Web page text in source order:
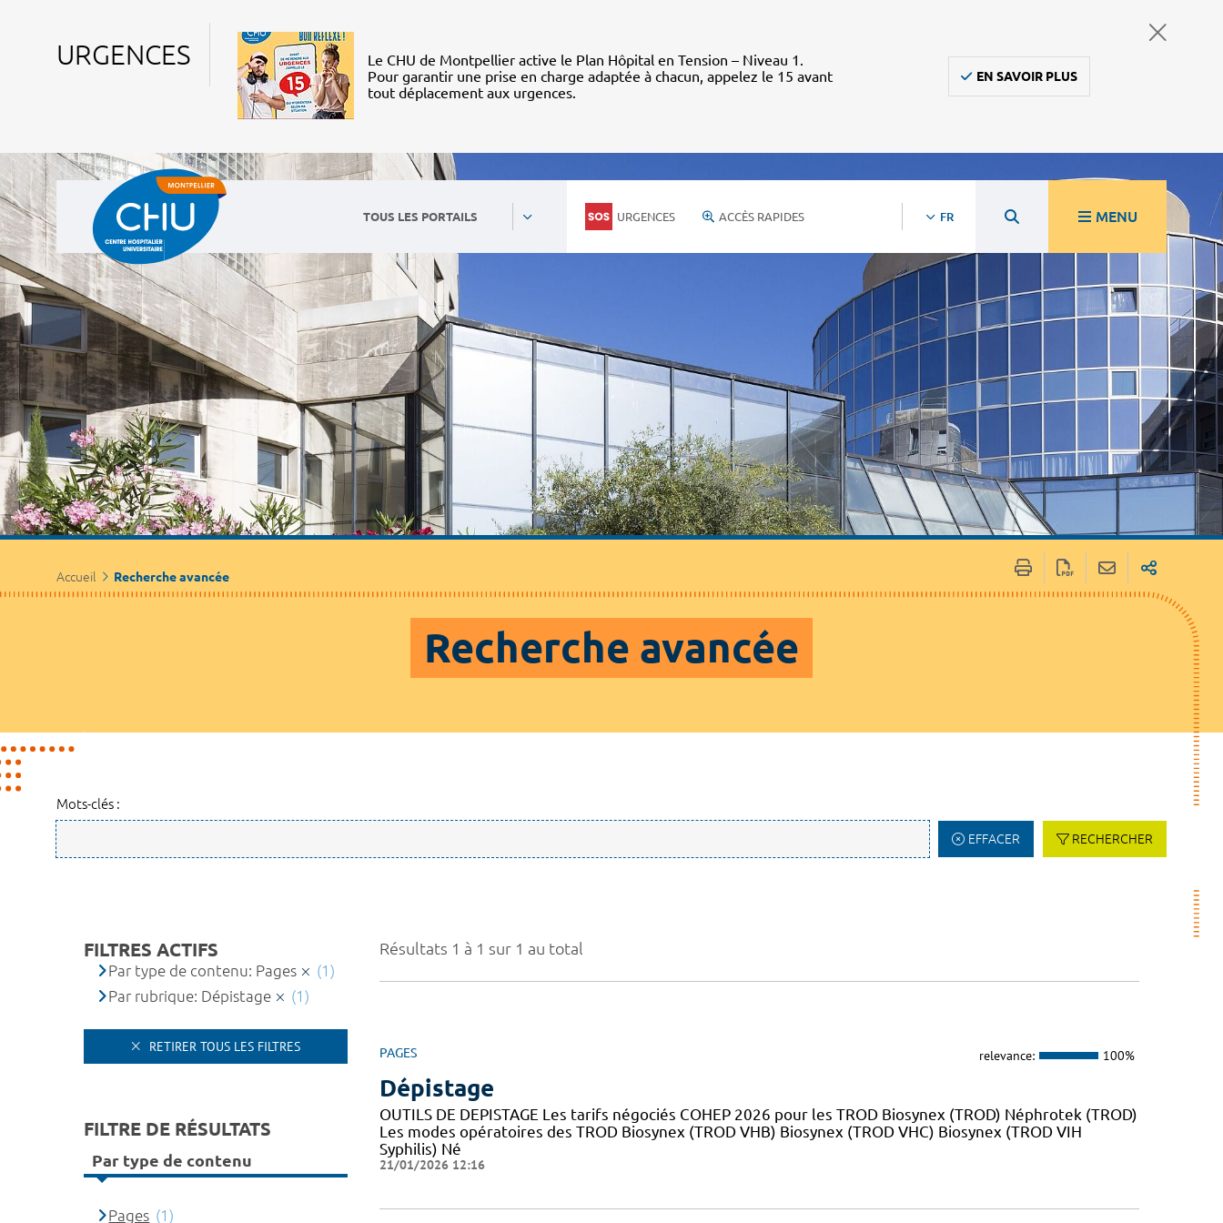
URGENCES
Le CHU de Montpellier active le Plan Hôpital en Tension – Niveau 1.
Pour garantir une prise en charge adaptée à chacun, appelez le 15 avant
tout déplacement aux urgences.
EN SAVOIR PLUS
TOUS LES PORTAILS URGENCES ACCÈS RAPIDES FR MENU
Accueil Recherche avancée
Recherche avancée
Mots-clés :
EFFACER RECHERCHER
Résultats 1 à 1 sur 1 au total
PAGES relevance: 100%
Dépistage
OUTILS DE DEPISTAGE Les tarifs négociés COHEP 2026 pour les TROD Biosynex (TROD) Néphrotek (TROD)
Les modes opératoires des TROD Biosynex (TROD VHB) Biosynex (TROD VHC) Biosynex (TROD VIH
Syphilis) Né
21/01/2026 12:16
FILTRES ACTIFS
Par type de contenu: Pages
(1)
Par rubrique: Dépistage
(1)
RETIRER TOUS LES FILTRES
FILTRE DE RÉSULTATS
Par type de contenu
Pages (1)